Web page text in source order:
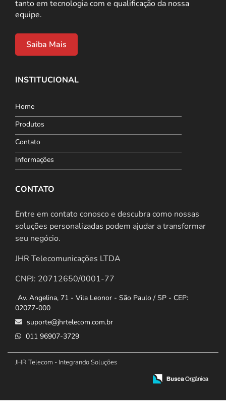
tanto em tecnologia com e qualificação da nossa
equipe.
Saiba Mais
INSTITUCIONAL
Home
Produtos
Contato
Informações
CONTATO
Entre em contato conosco e descubra como nossas
soluções personalizadas podem ajudar a transformar
seu negócio.
JHR Telecomunicações LTDA
CNPJ: 20712650/0001-77
Av. Angelina, 71 - Vila Leonor - São Paulo / SP - CEP:
02077-000
suporte@jhrtelecom.com.br
011 96907-3729
JHR Telecom - Integrando Soluções